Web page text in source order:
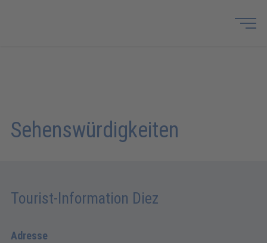
Sehenswürdigkeiten
Tourist-Information Diez
Adresse